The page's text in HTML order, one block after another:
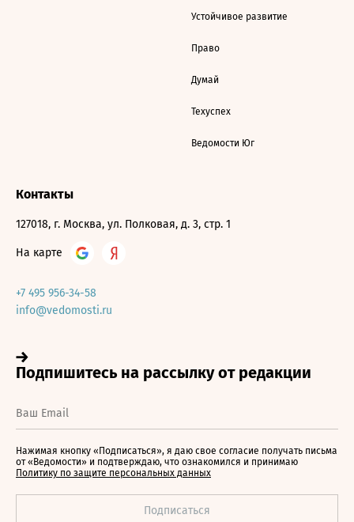
Устойчивое развитие
Право
Думай
Техуспех
Ведомости Юг
Контакты
127018, г. Москва, ул. Полковая, д. 3, стр. 1
На карте
+7 495 956-34-58
info@vedomosti.ru
Нажимая кнопку «Подписаться», я даю свое согласие получать письма
от «Ведомости» и подтверждаю, что ознакомился и принимаю
Политику по защите персональных данных